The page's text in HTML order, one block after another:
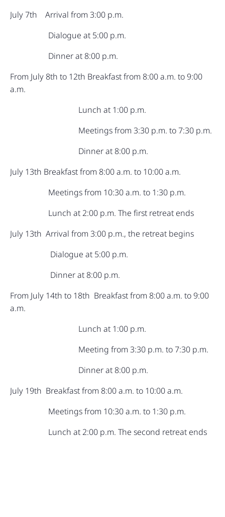
July 7th Arrival from 3:00 p.m.
Dialogue at 5:00 p.m.
Dinner at 8:00 p.m.
From July 8th to 12th Breakfast from 8:00 a.m. to 9:00
a.m.
Lunch at 1:00 p.m.
Meetings from 3:30 p.m. to 7:30 p.m.
Dinner at 8:00 p.m.
July 13th Breakfast from 8:00 a.m. to 10:00 a.m.
Meetings from 10:30 a.m. to 1:30 p.m.
Lunch at 2:00 p.m. The first retreat ends
July 13th Arrival from 3:00 p.m., the retreat begins
Dialogue at 5:00 p.m.
Dinner at 8:00 p.m.
From July 14th to 18th Breakfast from 8:00 a.m. to 9:00
a.m.
Lunch at 1:00 p.m.
Meeting from 3:30 p.m. to 7:30 p.m.
Dinner at 8:00 p.m.
July 19th Breakfast from 8:00 a.m. to 10:00 a.m.
Meetings from 10:30 a.m. to 1:30 p.m.
Lunch at 2:00 p.m. The second retreat ends